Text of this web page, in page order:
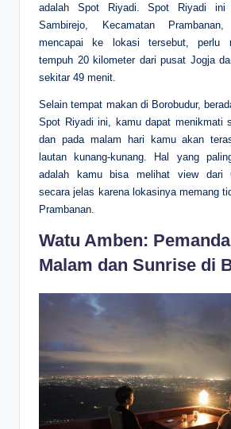
adalah Spot Riyadi. Spot Riyadi
Sambirejo, Kecamatan
mencapai ke lokasi tersebut, perlu
tempuh 20 kilometer dari pusat Jogja
sekitar 49 menit.
Selain tempat makan di Borobudur,
Spot Riyadi ini, kamu dapat menikmati
dan pada malam hari kamu akan
lautan kunang-kunang. Hal yang
adalah kamu bisa melihat view dari
secara jelas karena lokasinya memang
Prambanan.
Watu Amben:
Malam dan Sunrise di